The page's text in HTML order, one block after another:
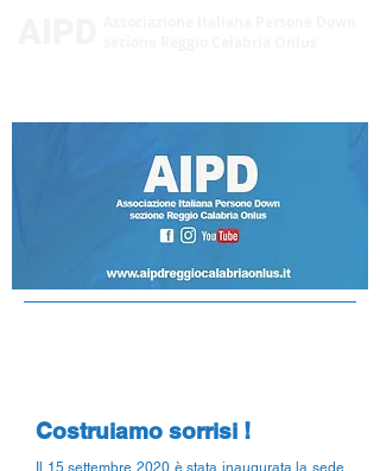
Costruiamo sorrisi !
Il 15 settembre 2020 è stata inaugurata la sede